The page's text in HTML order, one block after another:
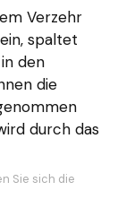
Verzehr
spaltet
den
die
durch das
Sie sich die